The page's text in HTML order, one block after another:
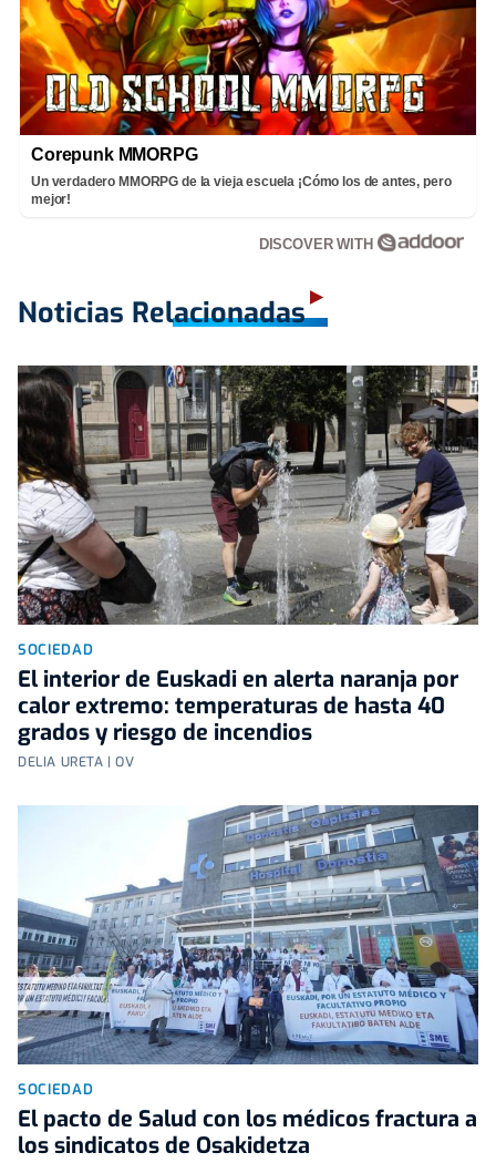
Corepunk MMORPG
Un verdadero MMORPG de la vieja escuela ¡Cómo los de antes, pero
mejor!
DISCOVER WITH
Noticias Relacionadas
SOCIEDAD
El interior de Euskadi en alerta naranja por
calor extremo: temperaturas de hasta 40
grados y riesgo de incendios
DELIA URETA | OV
SOCIEDAD
El pacto de Salud con los médicos fractura a
los sindicatos de Osakidetza